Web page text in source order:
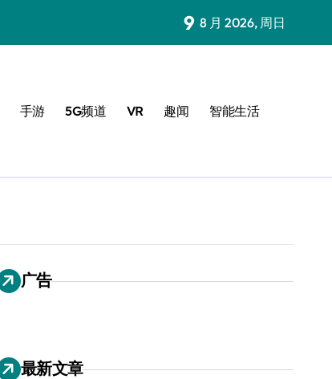
9 8 月 2026, 周日
手游 5G频道 VR 趣闻 智能生活
广告
最新文章